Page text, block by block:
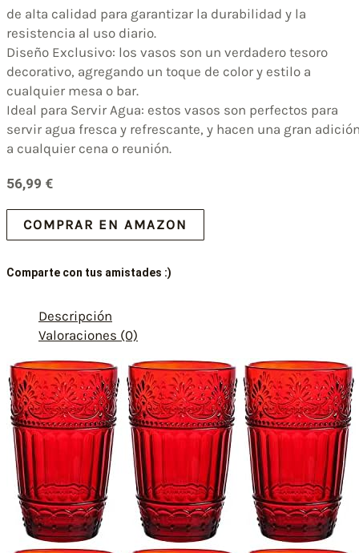
de alta calidad para garantizar la durabilidad y la
resistencia al uso diario.
Diseño Exclusivo: los vasos son un verdadero tesoro
decorativo, agregando un toque de color y estilo a
cualquier mesa o bar.
Ideal para Servir Agua: estos vasos son perfectos para
servir agua fresca y refrescante, y hacen una gran
a cualquier cena o reunión.
56,99 €
COMPRAR EN AMAZON
Comparte con tus amistades :)
Descripción
Valoraciones (0)